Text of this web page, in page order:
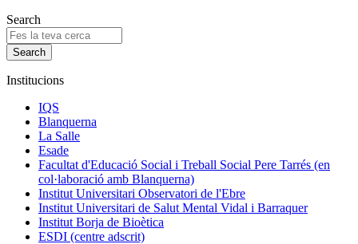
Search
Institucions
IQS
Blanquerna
La Salle
Esade
Facultat d'Educació Social i Treball Social Pere Tarrés (en
col·laboració amb Blanquerna)
Institut Universitari Observatori de l'Ebre
Institut Universitari de Salut Mental Vidal i Barraquer
Institut Borja de Bioètica
ESDI (centre adscrit)